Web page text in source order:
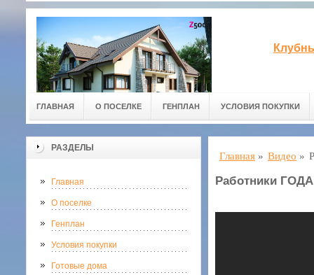
ГЛАВНАЯ О ПОСЕЛКЕ ГЕНПЛАН УСЛОВИЯ ПОКУПКИ
РАЗДЕЛЫ
Главная
О поселке
Генплан
Условия покупки
Готовые дома
Главная » Видео »
Работники